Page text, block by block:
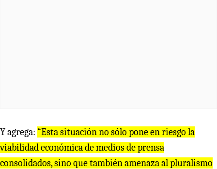
Y agrega: “Esta situación no sólo pone en riesgo la
viabilidad económica de medios de prensa
consolidados, sino que también amenaza al pluralismo